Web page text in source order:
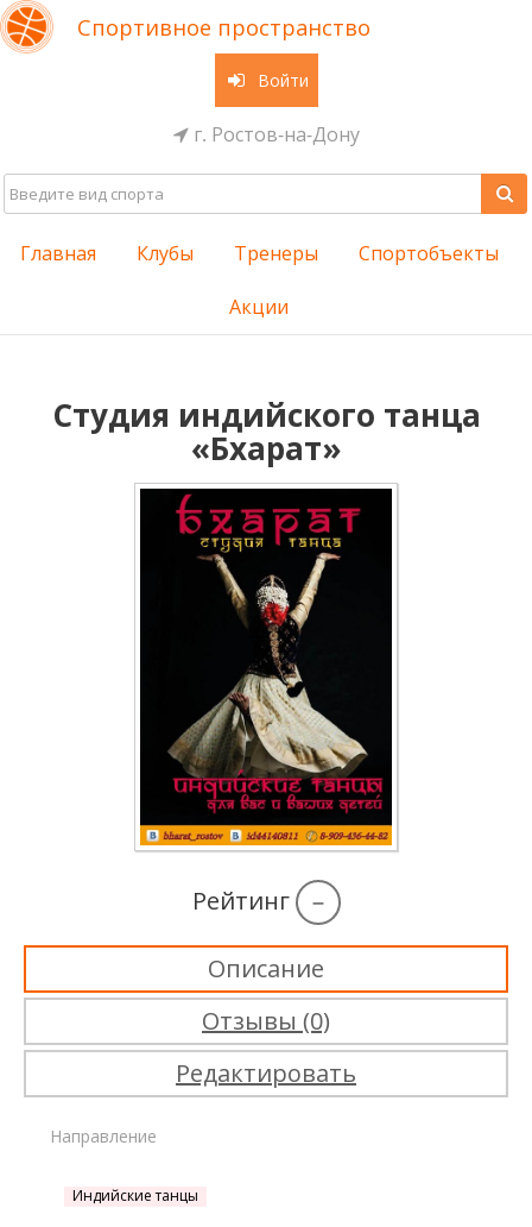
Спортивное пространство
Войти
г. Ростов-на-Дону
Главная Клубы Тренеры Спортобъекты
Акции
Студия индийского танца
«Бхарат»
Рейтинг –
Описание
Отзывы (0)
Редактировать
Направление
Индийские танцы